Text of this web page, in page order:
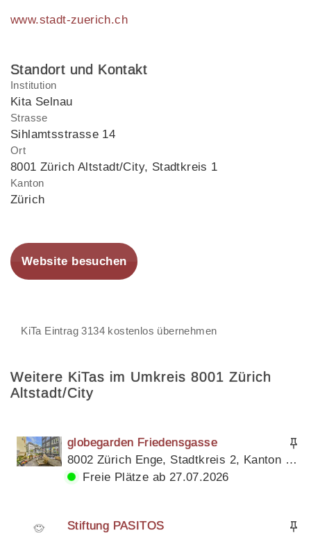
www.stadt-zuerich.ch
Standort und Kontakt
Institution
Kita Selnau
Strasse
Sihlamtsstrasse 14
Ort
8001 Zürich Altstadt/City, Stadtkreis 1
Kanton
Zürich
Website besuchen
KiTa Eintrag 3134 kostenlos übernehmen
Weitere KiTas im Umkreis 8001 Zürich
Altstadt/City
globegarden Friedensgasse
8002 Zürich Enge, Stadtkreis 2, Kanton Zürich
Freie Plätze ab 27.07.2026
Stiftung PASITOS